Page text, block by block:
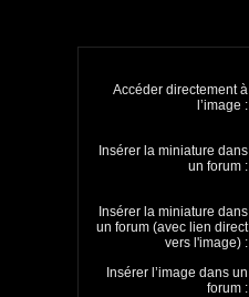
Accéder directement à
l’image :
Insérer la miniature dans
un forum :
Insérer la miniature dans
un forum (avec lien direct
vers l'image) :
Insérer l’image dans un
forum :